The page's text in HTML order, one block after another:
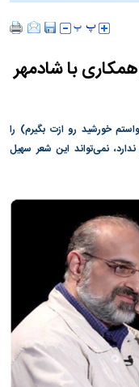
با شادمهر
خورشید رو ازت بگیرم) را
نمی‌تواند این شعر سهیل